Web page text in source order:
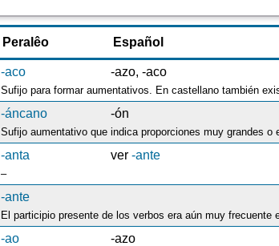
Peralêo Español
-aco -azo, -aco
-áncano -ón
-anta ver-ante
–
-ante
-ao -azo